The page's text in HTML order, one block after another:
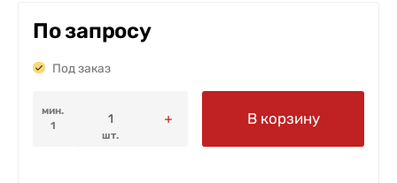
По запросу
Под заказ
мин.
1
шт.
В корзину